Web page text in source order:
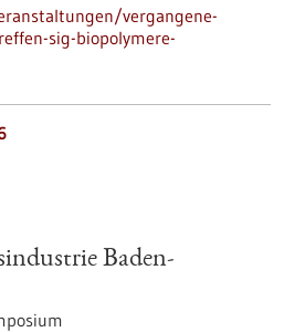
vergangene-
sig-biopolymere-
Baden-